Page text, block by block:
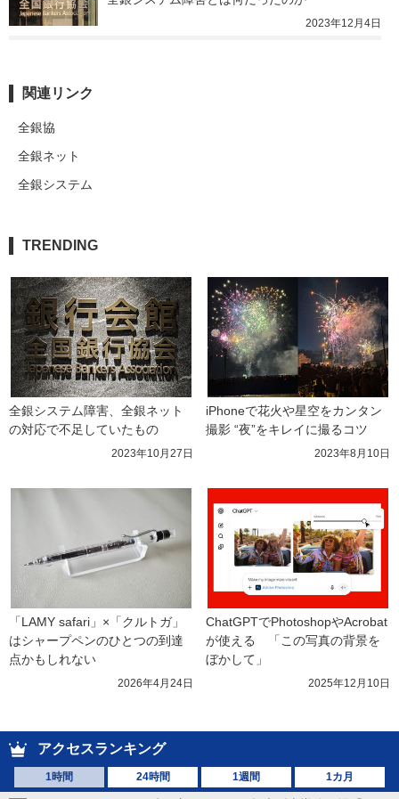
2023年12月4日
関連リンク
全銀協
全銀ネット
全銀システム
TRENDING
全銀システム障害、全銀ネット
の対応で不足していたもの
2023年10月27日
iPhoneで花火や星空をカンタン
撮影 “夜”をキレイに撮るコツ
2023年8月10日
「LAMY safari」×「クルトガ」
はシャープペンのひとつの到達
点かもしれない
2026年4月24日
ChatGPTでPhotoshopやAcrobat
が使える　「この写真の背景を
ぼかして」
2025年12月10日
アクセスランキング
1時間 24時間 1週間 1カ月